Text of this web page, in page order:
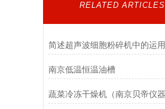
RELATED ARTICLES
简述超声波细胞粉碎机中的运用
南京低温恒温油槽